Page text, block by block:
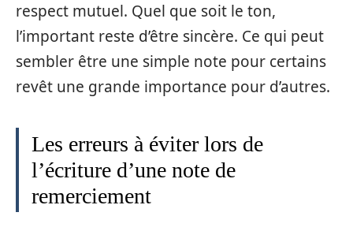
respect mutuel. Quel que soit le ton,
l’important reste d’être sincère. Ce qui peut
sembler être une simple note pour certains
revêt une grande importance pour d’autres.
Les erreurs à éviter lors de
l’écriture d’une note de
remerciement